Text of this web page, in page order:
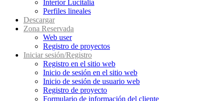
Interior Lucitalia
Perfiles lineales
Descargar
Zona Reservada
Web user
Registro de proyectos
Iniciar sesión/Registro
Registro en el sitio web
Inicio de sesión en el sitio web
Inicio de sesión de usuario web
Registro de proyecto
Formulario de información del cliente